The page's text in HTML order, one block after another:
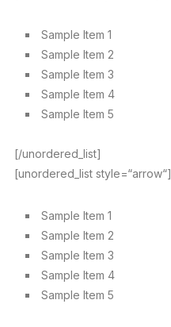
Sample Item 1
Sample Item 2
Sample Item 3
Sample Item 4
Sample Item 5
[/unordered_list]
[unordered_list style=“arrow“]
Sample Item 1
Sample Item 2
Sample Item 3
Sample Item 4
Sample Item 5